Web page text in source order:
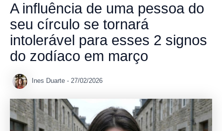
A influência de uma pessoa do
seu círculo se tornará
intolerável para esses 2 signos
do zodíaco em março
Ines Duarte - 27/02/2026